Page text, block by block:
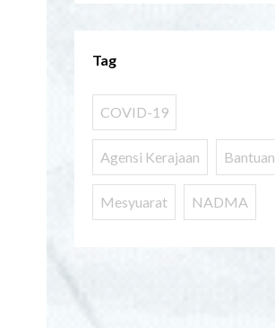
Tag
COVID-19
Agensi Kerajaan Bantuan
Mesyuarat NADMA